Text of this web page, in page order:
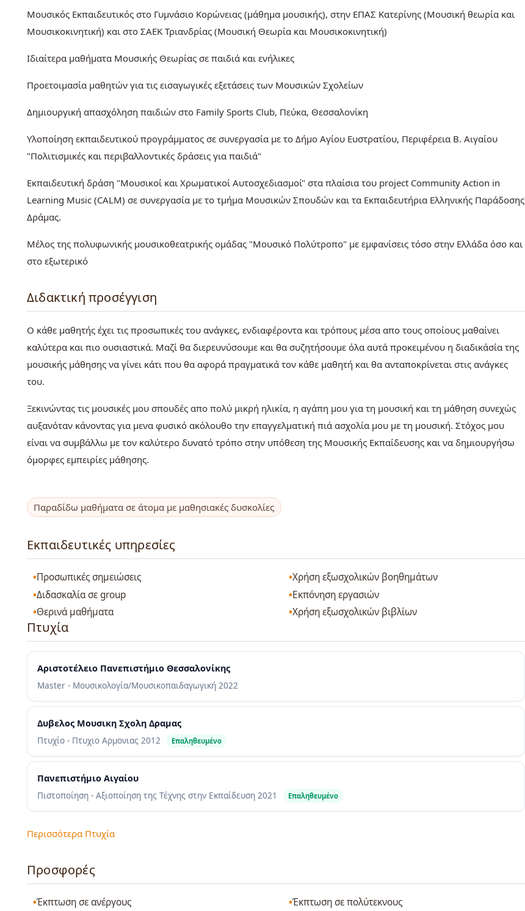
Μουσικός Εκπαιδευτικός στο Γυμνάσιο Κορώνειας (μάθημα μουσικής), στην ΕΠΑΣ Κατερίνης (Μουσική θεωρία και
Μουσικοκινητική) και στο ΣΑΕΚ Τριανδρίας (Μουσική Θεωρία και Μουσικοκινητική)
Ιδιαίτερα μαθήματα Μουσικής Θεωρίας σε παιδιά και ενήλικες
Προετοιμασία μαθητών για τις εισαγωγικές εξετάσεις των Μουσικών Σχολείων
Δημιουργική απασχόληση παιδιών στο Family Sports Club, Πεύκα, Θεσσαλονίκη
Υλοποίηση εκπαιδευτικού προγράμματος σε συνεργασία με το Δήμο Αγίου Ευστρατίου, Περιφέρεια Β. Αιγαίου
"Πολιτισμικές και περιβαλλοντικές δράσεις για παιδιά"
Εκπαιδευτική δράση "Μουσικοί και Χρωματικοί Αυτοσχεδιασμοί" στα πλαίσια του project Community Action in
Learning Music (CALM) σε συνεργασία με το τμήμα Μουσικών Σπουδών και τα Εκπαιδευτήρια Ελληνικής Παράδοσης
Δράμας.
Μέλος της πολυφωνικής μουσικοθεατρικής ομάδας "Μουσικό Πολύτροπο" με εμφανίσεις τόσο στην Ελλάδα όσο και
στο εξωτερικό
Διδακτική προσέγγιση
Ο κάθε μαθητής έχει τις προσωπικές του ανάγκες, ενδιαφέροντα και τρόπους μέσα απο τους οποίους μαθαίνει
καλύτερα και πιο ουσιαστικά. Μαζί θα διερευνύσουμε και θα συζητήσουμε όλα αυτά προκειμένου η διαδικάσία της
μουσικής μάθησης να γίνει κάτι που θα αφορά πραγματικά τον κάθε μαθητή και θα ανταποκρίνεται στις ανάγκες
του.
Ξεκινώντας τις μουσικές μου σπουδές απο πολύ μικρή ηλικία, η αγάπη μου για τη μουσική και τη μάθηση συνεχώς
αυξανόταν κάνοντας για μενα φυσικό ακόλουθο την επαγγελματική πιά ασχολία μου με τη μουσική. Στόχος μου
είναι να συμβάλλω με τον καλύτερο δυνατό τρόπο στην υπόθεση της Μουσικής Εκπαίδευσης και να δημιουργήσω
όμορφες εμπειρίες μάθησης.
Παραδίδω μαθήματα σε άτομα με μαθησιακές δυσκολίες
Εκπαιδευτικές υπηρεσίες
Προσωπικές σημειώσεις
Χρήση εξωσχολικών βοηθημάτων
Διδασκαλία σε group
Εκπόνηση εργασιών
Θερινά μαθήματα
Χρήση εξωσχολικών βιβλίων
Πτυχία
Αριστοτέλειο Πανεπιστήμιο Θεσσαλονίκης
Master - Μουσικολογία/Μουσικοπαιδαγωγική 2022
Δυβελος Μουσικη Σχολη Δραμας
Πτυχίο - Πτυχιο Αρμονιας 2012 Επαληθευμένο
Πανεπιστήμιο Αιγαίου
Πιστοποίηση - Αξιοποίηση της Τέχνης στην Εκπαίδευση 2021 Επαληθευμένο
Περισσότερα Πτυχία
Προσφορές
Έκπτωση σε ανέργους
Έκπτωση σε πολύτεκνους